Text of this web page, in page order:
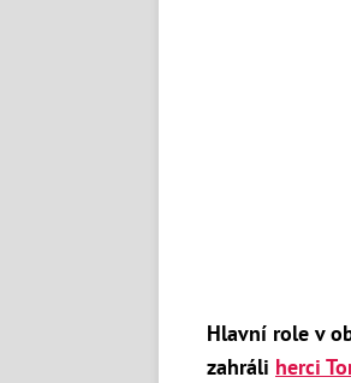
Hlavní role v
zahráli herci